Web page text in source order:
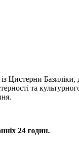
Цистерни
та
24 годин.